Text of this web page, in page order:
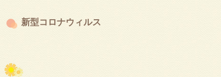
新型コロナウィルス